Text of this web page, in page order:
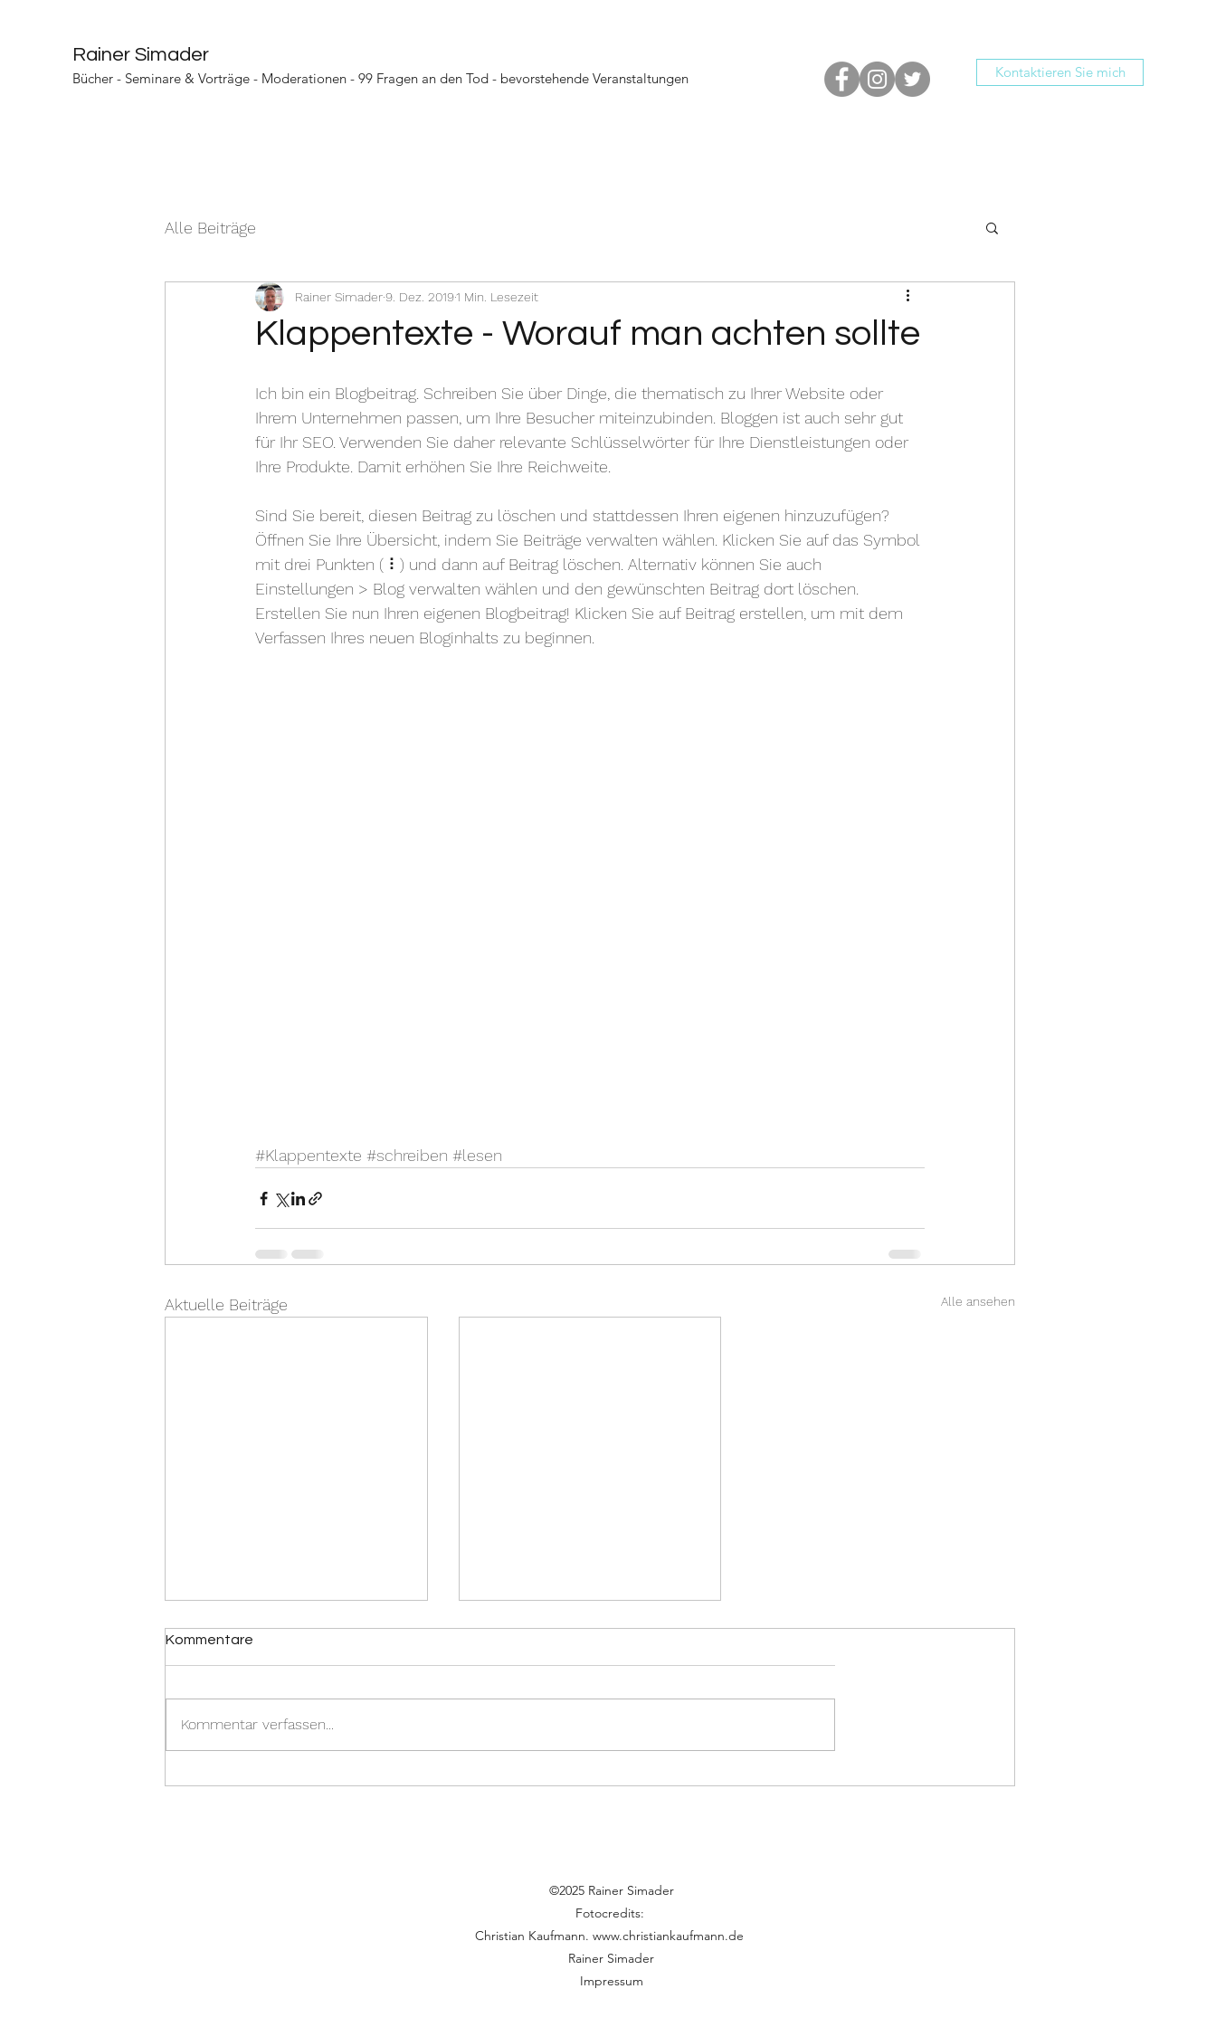
Rainer Simader
Bücher - Seminare & Vorträge - Moderationen - 99 Fragen an den Tod - bevorstehende Veranstaltungen Kontaktieren Sie mich
Alle Beiträge
Klappentexte - Worauf man achten sollte
Rainer Simader9. Dez. 20191 Min. Lesezeit
Ich bin ein Blogbeitrag. Schreiben Sie über Dinge, die thematisch zu Ihrer Website oder
Ihrem Unternehmen passen, um Ihre Besucher miteinzubinden. Bloggen ist auch sehr gut
für Ihr SEO. Verwenden Sie daher relevante Schlüsselwörter für Ihre Dienstleistungen oder
Ihre Produkte. Damit erhöhen Sie Ihre Reichweite.
Sind Sie bereit, diesen Beitrag zu löschen und stattdessen Ihren eigenen hinzuzufügen?
Öffnen Sie Ihre Übersicht, indem Sie Beiträge verwalten wählen. Klicken Sie auf das Symbol
mit drei Punkten ( ⠇) und dann auf Beitrag löschen. Alternativ können Sie auch
Einstellungen > Blog verwalten wählen und den gewünschten Beitrag dort löschen.
Erstellen Sie nun Ihren eigenen Blogbeitrag! Klicken Sie auf Beitrag erstellen, um mit dem
Verfassen Ihres neuen Bloginhalts zu beginnen.
#Klappentexte #schreiben #lesen
Aktuelle Beiträge Alle ansehen
Kommentare
Kommentar verfassen...
©2025 Rainer Simader
Fotocredits:
Christian Kaufmann. www.christiankaufmann.de
Rainer Simader
Impressum